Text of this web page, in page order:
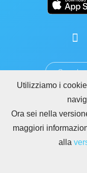
Utilizziamo i
Ora sei nella
maggiori
alla